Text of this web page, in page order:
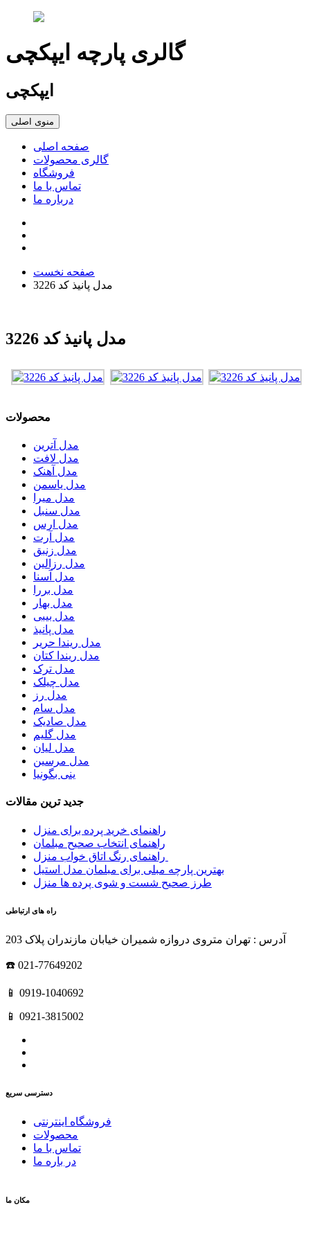
گالری پارچه ایپکچی
ایپکچی
منوی اصلی
صفحه اصلی
گالری محصولات
فروشگاه
تماس با ما
درباره ما
صفحه نخست
مدل پانیذ کد 3226
مدل پانیذ کد 3226
محصولات
مدل آترین
مدل لافت
مدل آهنک
مدل یاسمن
مدل میرا
مدل سنبل
مدل ارس
مدل آرت
مدل زنبق
مدل رزالین
مدل آسنا
مدل بررا
مدل بهار
مدل بیبی
مدل پانیذ
مدل ریندا حریر
مدل ریندا کتان
مدل ترک
مدل چیلک
مدل رز
مدل سام
مدل صادیک
مدل گلیم
مدل لیان
مدل مرسین
ینی بگونیا
جدید ترین مقالات
راهنمای خرید پرده برای منزل
راهنمای انتخاب صحیح مبلمان
بهترین پارچه مبلی برای مبلمان مدل استیل
طرز صحیح شست و شوی پرده ها منزل
راه های ارتباطی
آدرس : تهران متروی دروازه شمیران خیابان مازندران پلاک 203
☎️ 021-77649202
📱 0919-1040692
📱 0921-3815002
دسترسی سریع
فروشگاه اینترنتی
محصولات
تماس با ما
در باره ما
مکان ما